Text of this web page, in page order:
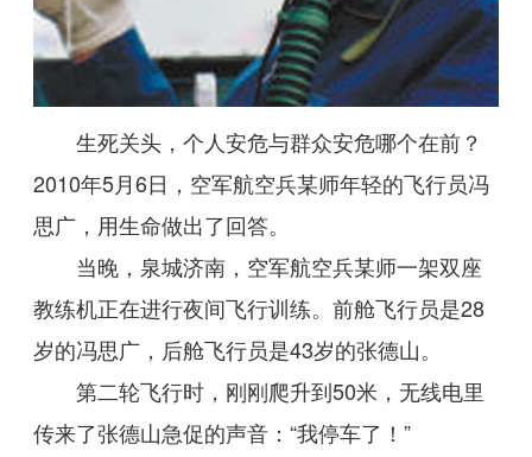
生死关头，个人安危与群众安危哪个在前？
2010年5月6日，空军航空兵某师年轻的飞行员冯
思广，用生命做出了回答。
当晚，泉城济南，空军航空兵某师一架双座
教练机正在进行夜间飞行训练。前舱飞行员是28
岁的冯思广，后舱飞行员是43岁的张德山。
第二轮飞行时，刚刚爬升到50米，无线电里
传来了张德山急促的声音：“我停车了！”